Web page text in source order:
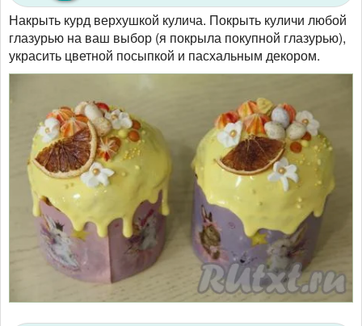
Накрыть курд верхушкой кулича. Покрыть куличи любой
глазурью на ваш выбор (я покрыла покупной глазурью),
украсить цветной посыпкой и пасхальным декором.